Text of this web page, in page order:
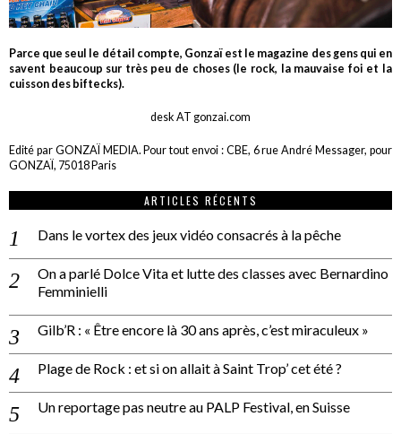
Parce que seul le détail compte, Gonzaï est le magazine des gens qui en
savent beaucoup sur très peu de choses (le rock, la mauvaise foi et la
cuisson des biftecks).
desk AT gonzai.com
Edité par GONZAÏ MEDIA. Pour tout envoi : CBE, 6 rue André Messager, pour
GONZAÏ, 75018 Paris
ARTICLES RÉCENTS
Dans le vortex des jeux vidéo consacrés à la pêche
On a parlé Dolce Vita et lutte des classes avec Bernardino
Femminielli
Gilb’R : « Être encore là 30 ans après, c’est miraculeux »
Plage de Rock : et si on allait à Saint Trop’ cet été ?
Un reportage pas neutre au PALP Festival, en Suisse